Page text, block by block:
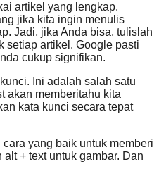
artikel yang lengkap.
jika kita ingin menulis
Jadi, jika Anda bisa, tulislah
setiap artikel. Google pasti
cukup signifikan.
Ini adalah salah satu
akan memberitahu kita
kata kunci secara tepat
yang baik untuk memberi
+ text untuk gambar. Dan